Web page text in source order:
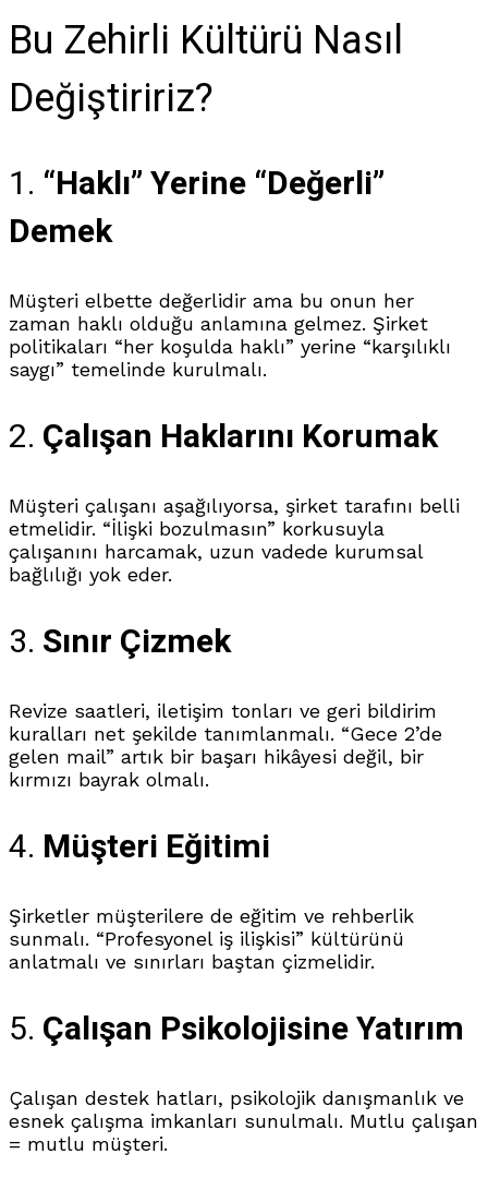
Bu Zehirli Kültürü Nasıl
Değiştiririz?
1. “Haklı” Yerine “Değerli”
Demek
Müşteri elbette değerlidir ama bu onun her
zaman haklı olduğu anlamına gelmez. Şirket
politikaları “her koşulda haklı” yerine “karşılıklı
saygı” temelinde kurulmalı.
2. Çalışan Haklarını Korumak
Müşteri çalışanı aşağılıyorsa, şirket tarafını belli
etmelidir. “İlişki bozulmasın” korkusuyla
çalışanını harcamak, uzun vadede kurumsal
bağlılığı yok eder.
3. Sınır Çizmek
Revize saatleri, iletişim tonları ve geri bildirim
kuralları net şekilde tanımlanmalı. “Gece 2’de
gelen mail” artık bir başarı hikâyesi değil, bir
kırmızı bayrak olmalı.
4. Müşteri Eğitimi
Şirketler müşterilere de eğitim ve rehberlik
sunmalı. “Profesyonel iş ilişkisi” kültürünü
anlatmalı ve sınırları baştan çizmelidir.
5. Çalışan Psikolojisine Yatırım
Çalışan destek hatları, psikolojik danışmanlık ve
esnek çalışma imkanları sunulmalı. Mutlu çalışan
= mutlu müşteri.